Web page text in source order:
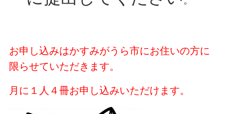
お申し込みはかすみがうら市にお住いの方に
限らせていただきます。
月に１人４冊お申し込みいただけます。